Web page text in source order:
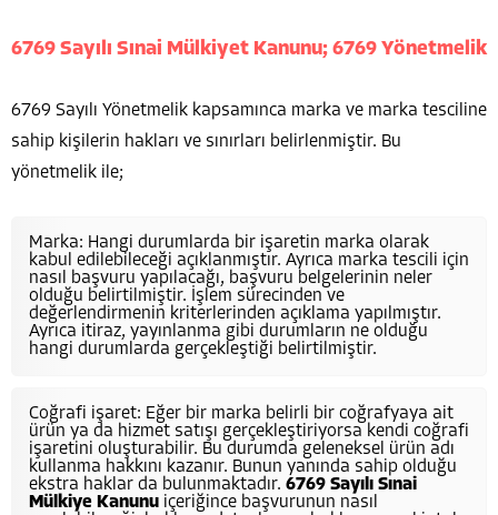
6769 Sayılı Sınai Mülkiyet Kanunu; 6769 Yönetmelik
6769 Sayılı Yönetmelik kapsamınca marka ve marka tesciline
sahip kişilerin hakları ve sınırları belirlenmiştir. Bu
yönetmelik ile;
Marka: Hangi durumlarda bir işaretin marka olarak
kabul edilebileceği açıklanmıştır. Ayrıca marka tescili için
nasıl başvuru yapılacağı, başvuru belgelerinin neler
olduğu belirtilmiştir. İşlem sürecinden ve
değerlendirmenin kriterlerinden açıklama yapılmıştır.
Ayrıca itiraz, yayınlanma gibi durumların ne olduğu
hangi durumlarda gerçekleştiği belirtilmiştir.
Coğrafi işaret: Eğer bir marka belirli bir coğrafyaya ait
ürün ya da hizmet satışı gerçekleştiriyorsa kendi coğrafi
işaretini oluşturabilir. Bu durumda geleneksel ürün adı
kullanma hakkını kazanır. Bunun yanında sahip olduğu
ekstra haklar da bulunmaktadır. 6769 Sayılı Sınai
Mülkiye Kanunu içeriğince başvurunun nasıl